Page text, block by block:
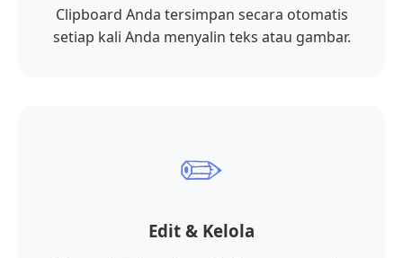
Clipboard Anda tersimpan secara otomatis
setiap kali Anda menyalin teks atau gambar.
✏️
Edit & Kelola